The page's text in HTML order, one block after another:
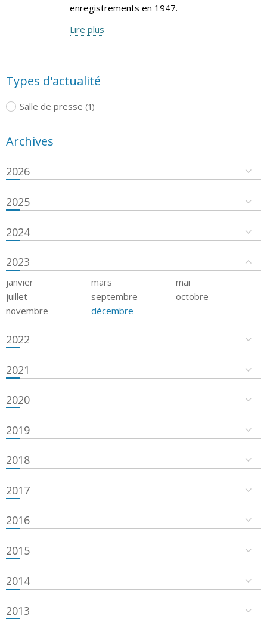
enregistrements en 1947.
Lire plus
Types d'actualité
Salle de presse (1)
Archives
2026
2025
2024
2023
janvier mars
mai
juillet
septembre
octobre
novembre
décembre
2022
2021
2020
2019
2018
2017
2016
2015
2014
2013